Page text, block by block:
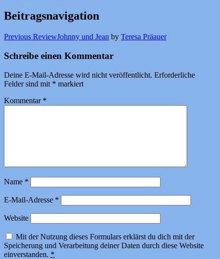
Beitragsnavigation
Previous ReviewJohnny und Jean by Teresa Präauer
Schreibe einen Kommentar
Deine E-Mail-Adresse wird nicht veröffentlicht. Erforderliche
Felder sind mit * markiert
Kommentar *
Name *
E-Mail-Adresse *
Website
Mit der Nutzung dieses Formulars erklärst du dich mit der
Speicherung und Verarbeitung deiner Daten durch diese Website
einverstanden. *